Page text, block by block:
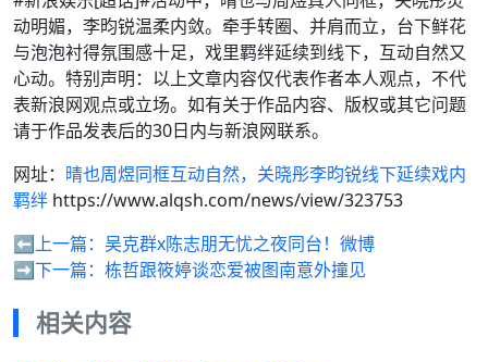
动明媚，李昀锐温柔内敛。牵手转圈、并肩而立，台下鲜花
与泡泡衬得氛围感十足，戏里羁绊延续到线下，互动自然又
心动。特别声明：以上文章内容仅代表作者本人观点，不代
表新浪网观点或立场。如有关于作品内容、版权或其它问题
请于作品发表后的30日内与新浪网联系。
网址： 晴也周煜同框互动自然，关晓彤李昀锐线下延续戏内
羁绊 https://www.alqsh.com/news/view/323753
⬅️上一篇： 吴克群x陈志朋无忧之夜同台！微博
➡️下一篇： 栋哲跟筱婷谈恋爱被图南意外撞见
相关内容